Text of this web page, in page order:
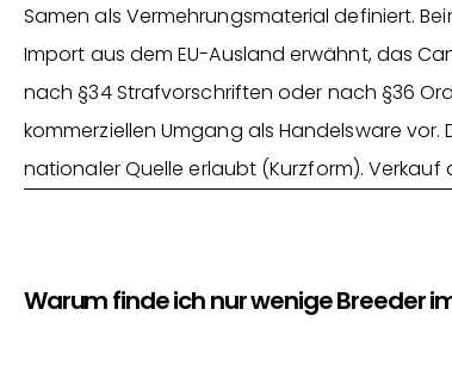
Samen als Vermehrungsmaterial definiert.
Import aus dem EU-Ausland erwähnt, das
nach §34 Strafvorschriften oder nach §36
kommerziellen Umgang als Handelsware
nationaler Quelle erlaubt (Kurzform). Verkauf
Warum finde ich nur wenige Breeder